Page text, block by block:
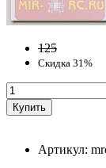
125
Скидка 31%
Артикул: